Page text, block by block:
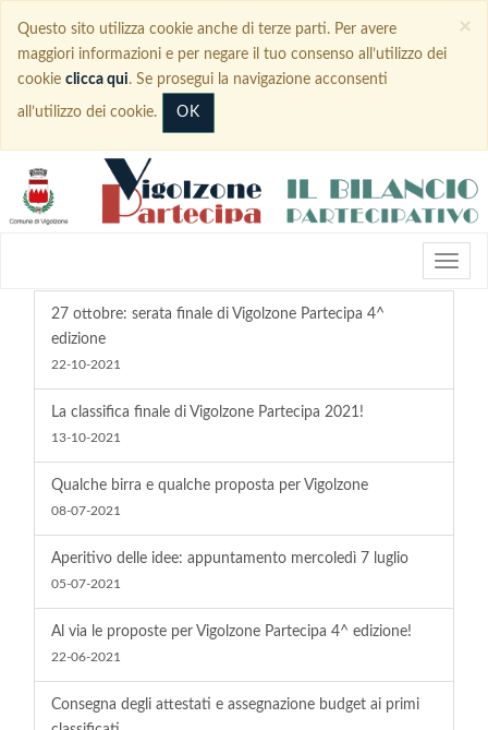
×
Questo sito utilizza cookie anche di terze parti. Per avere
maggiori informazioni e per negare il tuo consenso all’utilizzo dei
cookie clicca qui. Se prosegui la navigazione acconsenti
all’utilizzo dei cookie. OK
27 ottobre: serata finale di Vigolzone Partecipa 4^
edizione
22-10-2021
La classifica finale di Vigolzone Partecipa 2021!
13-10-2021
Qualche birra e qualche proposta per Vigolzone
08-07-2021
Aperitivo delle idee: appuntamento mercoledì 7 luglio
05-07-2021
Al via le proposte per Vigolzone Partecipa 4^ edizione!
22-06-2021
Consegna degli attestati e assegnazione budget ai primi